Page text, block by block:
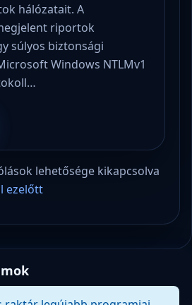
hálózatait. A
riportok
súlyos biztonsági
Windows NTLMv1
lehetősége kikapcsolva
ezelőtt